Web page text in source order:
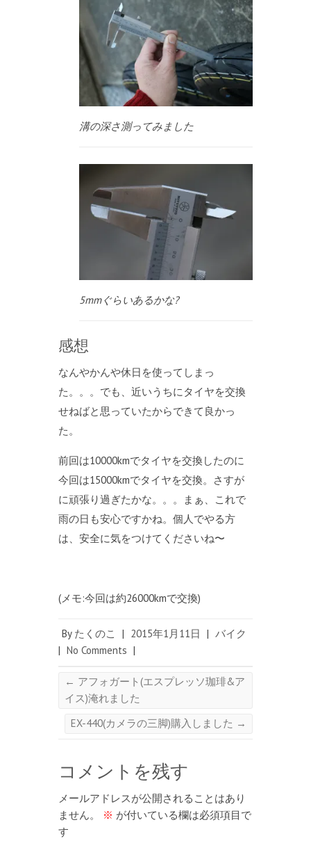
溝の深さ測ってみました
5mmぐらいあるかな?
感想
なんやかんや休日を使ってしまっ
た。。。でも、近いうちにタイヤを交換
せねばと思っていたからできて良かっ
た。
前回は10000kmでタイヤを交換したのに
今回は15000kmでタイヤを交換。さすが
に頑張り過ぎたかな。。。まぁ、これで
雨の日も安心ですかね。個人でやる方
は、安全に気をつけてくださいね〜
(メモ:今回は約26000kmで交換)
By たくのこ | 2015年1月11日 | バイク
| No Comments |
← アフォガート(エスプレッソ珈琲&ア
イス)淹れました
EX-440(カメラの三脚)購入しました →
コメントを残す
メールアドレスが公開されることはあり
ません。
※ が付いている欄は必須項目で
す